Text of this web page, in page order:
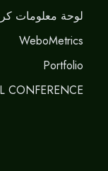
لوحة معلومات
WeboMetrics
Portfolio
CONFERENCE